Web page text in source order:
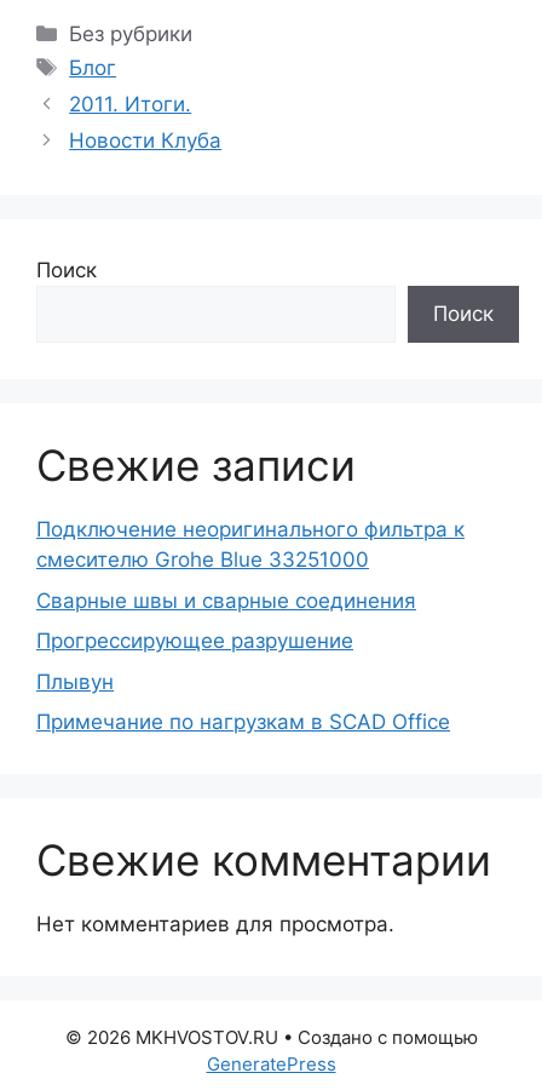
Рубрики
Без рубрики
Метки
Блог
2011. Итоги.
Новости Клуба
Поиск
Поиск
Свежие записи
Подключение неоригинального фильтра к
смесителю Grohe Blue 33251000
Сварные швы и сварные соединения
Прогрессирующее разрушение
Плывун
Примечание по нагрузкам в SCAD Office
Свежие комментарии
Нет комментариев для просмотра.
© 2026 MKHVOSTOV.RU • Создано с помощью
GeneratePress